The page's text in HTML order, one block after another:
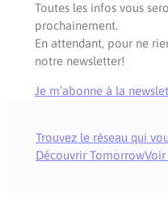
Toutes les infos vous
prochainement.
En attendant, pour ne
notre newsletter!
Je m’abonne à la
Trouvez le réseau qui
Découvrir TomorrowVoir